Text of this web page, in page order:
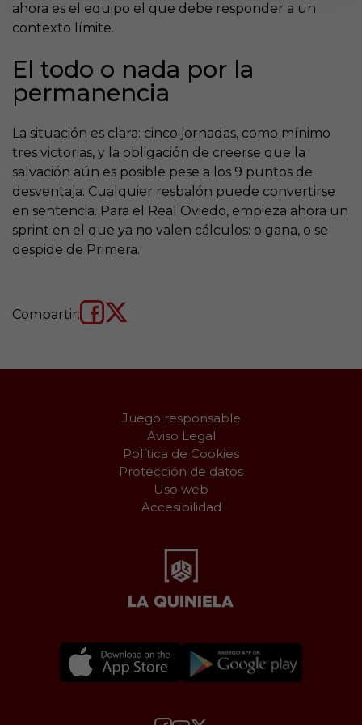
ahora es el equipo el que debe responder a un
contexto límite.
El todo o nada por la
permanencia
La situación es clara: cinco jornadas, como mínimo
tres victorias, y la obligación de creerse que la
salvación aún es posible pese a los 9 puntos de
desventaja. Cualquier resbalón puede convertirse
en sentencia. Para el Real Oviedo, empieza ahora un
sprint en el que ya no valen cálculos: o gana, o se
despide de Primera.
Compartir:
Juego responsable
Aviso Legal
Política de Cookies
Protección de datos
Uso web
Accesibilidad